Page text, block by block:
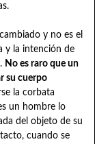
y no es el
y la intención de
No es raro que un
su cuerpo
la corbata
un hombre lo
del objeto de su
cuando se